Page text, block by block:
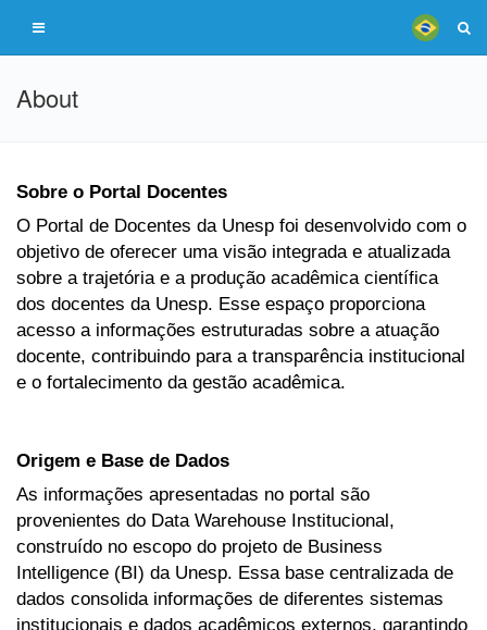
About
Sobre o Portal Docentes
O Portal de Docentes da Unesp foi desenvolvido com o
objetivo de oferecer uma visão integrada e atualizada
sobre a trajetória e a produção acadêmica científica
dos docentes da Unesp. Esse espaço proporciona
acesso a informações estruturadas sobre a atuação
docente, contribuindo para a transparência institucional
e o fortalecimento da gestão acadêmica.
Origem e Base de Dados
As informações apresentadas no portal são
provenientes do Data Warehouse Institucional,
construído no escopo do projeto de Business
Intelligence (BI) da Unesp. Essa base centralizada de
dados consolida informações de diferentes sistemas
institucionais e dados acadêmicos externos, garantindo